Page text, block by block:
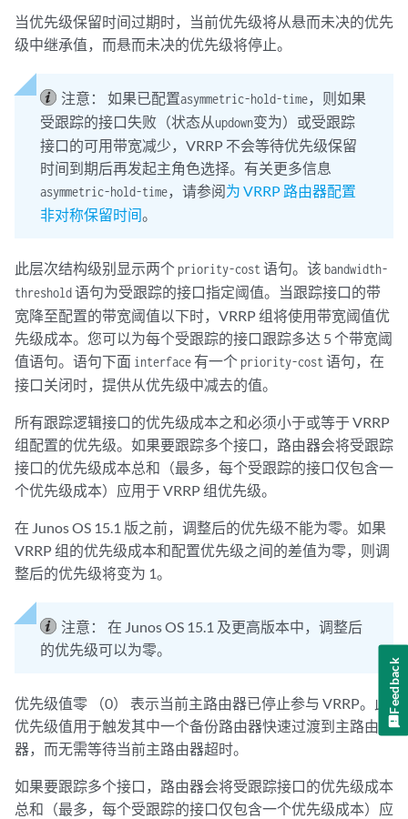
当优先级保留时间过期时，当前优先级将从悬而未决的优先
级中继承值，而悬而未决的优先级将停止。
注意： 如果已配置asymmetric-hold-time，则如果
受跟踪的接口失败（状态从updown变为）或受跟踪
接口的可用带宽减少，VRRP 不会等待优先级保留
时间到期后再发起主角色选择。有关更多信息
asymmetric-hold-time，请参阅为 VRRP 路由器配置
非对称保留时间。
此层次结构级别显示两个priority-cost语句。该 bandwidth-
threshold语句为受跟踪的接口指定阈值。当跟踪接口的带
宽降至配置的带宽阈值以下时，VRRP 组将使用带宽阈值优
先级成本。您可以为每个受跟踪的接口跟踪多达 5 个带宽阈
值语句。语句下面 interface 有一个priority-cost语句，在
接口关闭时，提供从优先级中减去的值。
所有跟踪逻辑接口的优先级成本之和必须小于或等于 VRRP
组配置的优先级。如果要跟踪多个接口，路由器会将受跟踪
接口的优先级成本总和（最多，每个受跟踪的接口仅包含一
个优先级成本）应用于 VRRP 组优先级。
在 Junos OS 15.1 版之前，调整后的优先级不能为零。如果
VRRP 组的优先级成本和配置优先级之间的差值为零，则调
整后的优先级将变为 1。
注意：
在 Junos OS 15.1 及更高版本中，调整后
的优先级可以为零。
优先级值零 （0） 表示当前主路由器已停止参与 VRRP。此
优先级值用于触发其中一个备份路由器快速过渡到主路由
器，而无需等待当前主路由器超时。
如果要跟踪多个接口，路由器会将受跟踪接口的优先级成本
总和（最多，每个受跟踪的接口仅包含一个优先级成本）应
Feedback